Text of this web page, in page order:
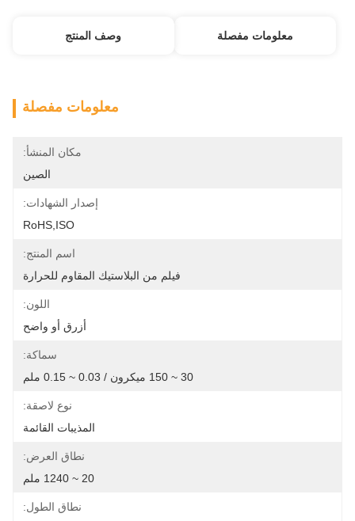
معلومات مفصلة وصف المنتج
معلومات مفصلة
مكان المنشأ:
الصين
إصدار الشهادات:
RoHS,ISO
اسم المنتج:
فيلم من البلاستيك المقاوم للحرارة
اللون:
أزرق أو واضح
سماكة:
30 ~ 150 ميكرون / 0.03 ~ 0.15 ملم
نوع لاصقة:
المذيبات القائمة
نطاق العرض:
20 ~ 1240 ملم
نطاق الطول: